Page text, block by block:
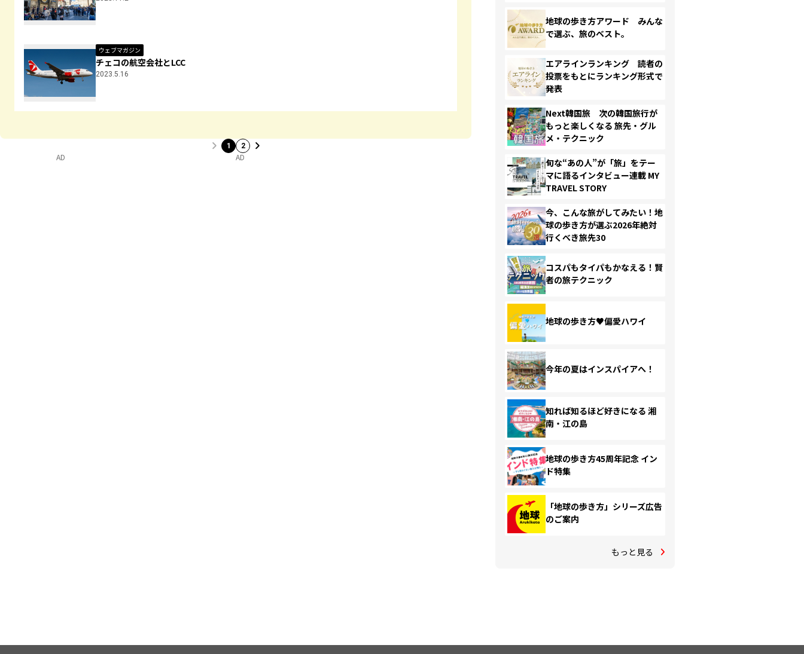
ウェブマガジン
チェコの航空会社とLCC
2023.5.16
1 2
AD AD
地球の歩き方アワード みんな
で選ぶ、旅のベスト。
エアラインランキング 読者の
投票をもとにランキング形式で
発表
Next韓国旅 次の韓国旅行が
もっと楽しくなる 旅先・グル
メ・テクニック
旬な“あの人”が「旅」をテー
マに語るインタビュー連載 MY
TRAVEL STORY
今、こんな旅がしてみたい！地
球の歩き方が選ぶ2026年絶対
行くべき旅先30
コスパもタイパもかなえる！賢
者の旅テクニック
地球の歩き方♥偏愛ハワイ
今年の夏はインスパイアへ！
知れば知るほど好きになる 湘
南・江の島
地球の歩き方45周年記念 イン
ド特集
「地球の歩き方」シリーズ広告
のご案内
もっと見る